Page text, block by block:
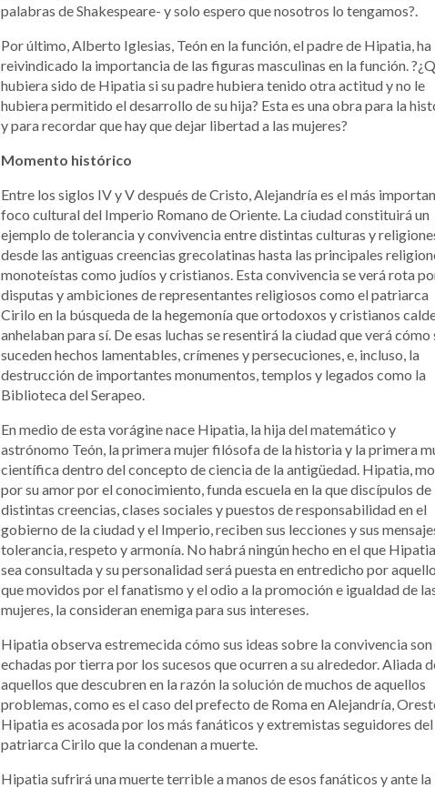
palabras de Shakespeare- y solo espero que nosotros lo tengamos?.
Por último, Alberto Iglesias, Teón en la función, el padre de Hipatia, ha
reivindicado la importancia de las figuras masculinas en la función.
hubiera sido de Hipatia si su padre hubiera tenido otra actitud y no le
hubiera permitido el desarrollo de su hija? Esta es una obra para la
y para recordar que hay que dejar libertad a las mujeres?
Momento histórico
Entre los siglos IV y V después de Cristo, Alejandría es el más
foco cultural del Imperio Romano de Oriente. La ciudad constituirá un
ejemplo de tolerancia y convivencia entre distintas culturas y
desde las antiguas creencias grecolatinas hasta las principales
monoteístas como judíos y cristianos. Esta convivencia se verá rota
disputas y ambiciones de representantes religiosos como el patriarca
Cirilo en la búsqueda de la hegemonía que ortodoxos y cristianos
anhelaban para sí. De esas luchas se resentirá la ciudad que verá cómo
suceden hechos lamentables, crímenes y persecuciones, e, incluso, la
destrucción de importantes monumentos, templos y legados como la
Biblioteca del Serapeo.
En medio de esta vorágine nace Hipatia, la hija del matemático y
astrónomo Teón, la primera mujer filósofa de la historia y la primera
científica dentro del concepto de ciencia de la antigüedad. Hipatia,
por su amor por el conocimiento, funda escuela en la que discípulos de
distintas creencias, clases sociales y puestos de responsabilidad en el
gobierno de la ciudad y el Imperio, reciben sus lecciones y sus
tolerancia, respeto y armonía. No habrá ningún hecho en el que
sea consultada y su personalidad será puesta en entredicho por
que movidos por el fanatismo y el odio a la promoción e igualdad de
mujeres, la consideran enemiga para sus intereses.
Hipatia observa estremecida cómo sus ideas sobre la convivencia son
echadas por tierra por los sucesos que ocurren a su alrededor. Aliada
aquellos que descubren en la razón la solución de muchos de aquellos
problemas, como es el caso del prefecto de Roma en Alejandría,
Hipatia es acosada por los más fanáticos y extremistas seguidores del
patriarca Cirilo que la condenan a muerte.
Hipatia sufrirá una muerte terrible a manos de esos fanáticos y ante la